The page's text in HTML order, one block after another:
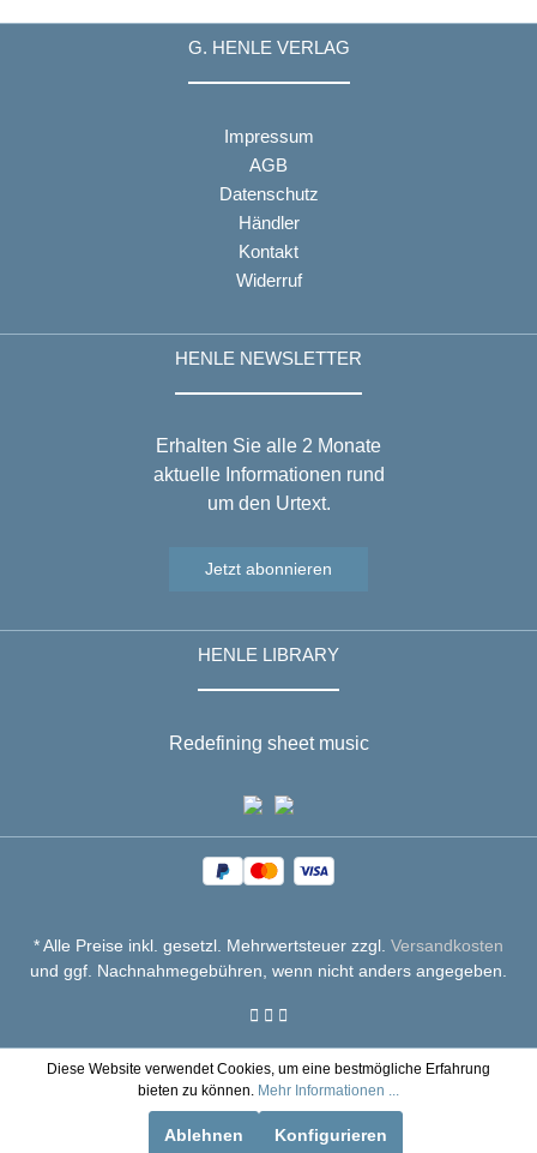
G. HENLE VERLAG
Impressum
AGB
Datenschutz
Händler
Kontakt
Widerruf
HENLE NEWSLETTER
Erhalten Sie alle 2 Monate
aktuelle Informationen rund
um den Urtext.
Jetzt abonnieren
HENLE LIBRARY
Redefining sheet music
* Alle Preise inkl. gesetzl. Mehrwertsteuer zzgl. Versandkosten
und ggf. Nachnahmegebühren, wenn nicht anders angegeben.
Diese Website verwendet Cookies, um eine bestmögliche Erfahrung
bieten zu können. Mehr Informationen ...
Ablehnen Konfigurieren